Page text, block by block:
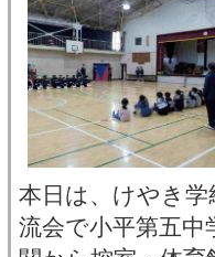
本日は、けやき
流会で小平第五